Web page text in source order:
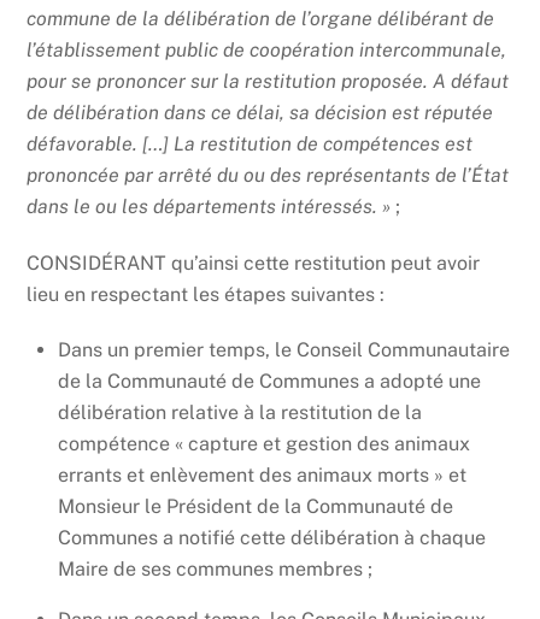
commune de la délibération de l’organe délibérant de
l’établissement public de coopération intercommunale,
pour se prononcer sur la restitution proposée. A défaut
de délibération dans ce délai, sa décision est réputée
défavorable. […] La restitution de compétences est
prononcée par arrêté du ou des représentants de l’État
dans le ou les départements intéressés. » ;
CONSIDÉRANT qu’ainsi cette restitution peut avoir
lieu en respectant les étapes suivantes :
Dans un premier temps, le Conseil Communautaire
de la Communauté de Communes a adopté une
délibération relative à la restitution de la
compétence « capture et gestion des animaux
errants et enlèvement des animaux morts » et
Monsieur le Président de la Communauté de
Communes a notifié cette délibération à chaque
Maire de ses communes membres ;